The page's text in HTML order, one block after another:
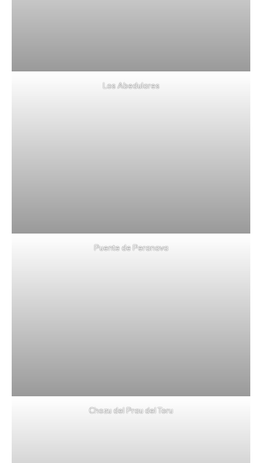
Los Abedulares
Puente de Peranava
Chozu del Prau del Toru